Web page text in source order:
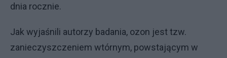
dnia rocznie.
Jak wyjaśnili autorzy badania, ozon jest tzw.
zanieczyszczeniem wtórnym, powstającym w